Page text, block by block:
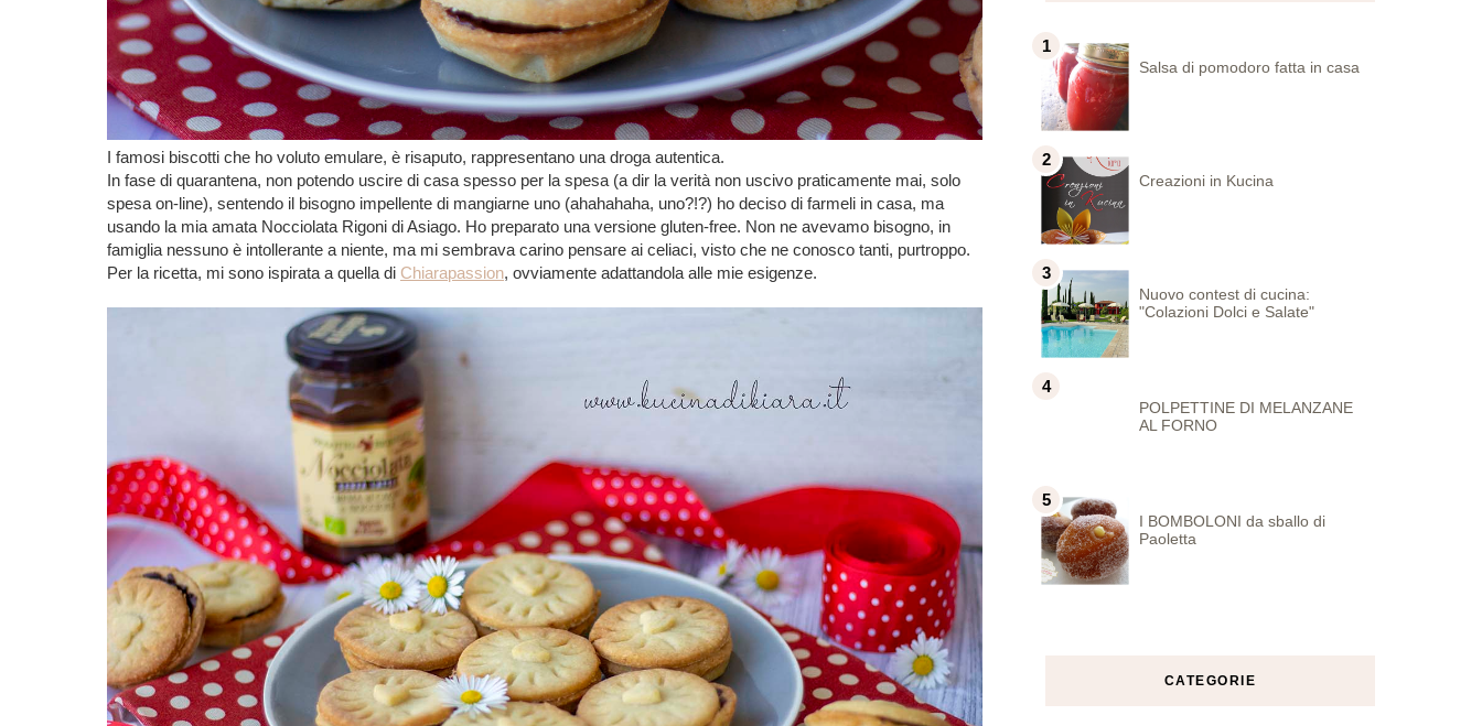
I famosi biscotti che ho voluto emulare, è risaputo, rappresentano una droga autentica.
In fase di quarantena, non potendo uscire di casa spesso per la spesa (a dir la verità non uscivo praticamente mai, solo
spesa on-line), sentendo il bisogno impellente di mangiarne uno (ahahahaha, uno?!?) ho deciso di farmeli in casa, ma
usando la mia amata Nocciolata Rigoni di Asiago. Ho preparato una versione gluten-free. Non ne avevamo bisogno, in
famiglia nessuno è intollerante a niente, ma mi sembrava carino pensare ai celiaci, visto che ne conosco tanti, purtroppo.
Per la ricetta, mi sono ispirata a quella di Chiarapassion, ovviamente adattandola alle mie esigenze.
Salsa di pomodoro fatta in casa
Creazioni in Kucina
Nuovo contest di cucina:
"Colazioni Dolci e Salate"
POLPETTINE DI MELANZANE
AL FORNO
I BOMBOLONI da sballo di
Paoletta
CATEGORIE